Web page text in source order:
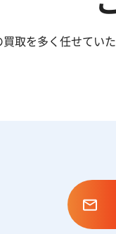
取を多く任せてい